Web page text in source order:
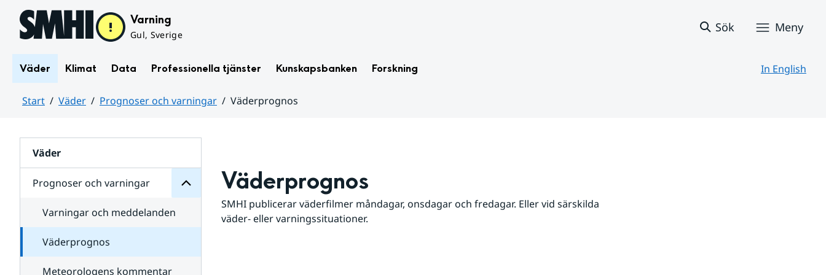
Hoppa till sidans innehåll Varning
Gul, Sverige
Sök Meny
Väder Klimat Data Professionella tjänster Kunskapsbanken Forskning In English
Start Väder Prognoser och varningar
Väderprognos
Väder
Prognoser och varningar
för
varningar
Varningar och meddelanden
Väderprognos
Meteorologens kommentar
Väderprognos
SMHI publicerar väderfilmer måndagar, onsdagar och fredagar. Eller vid särskilda
väder- eller varningssituationer.